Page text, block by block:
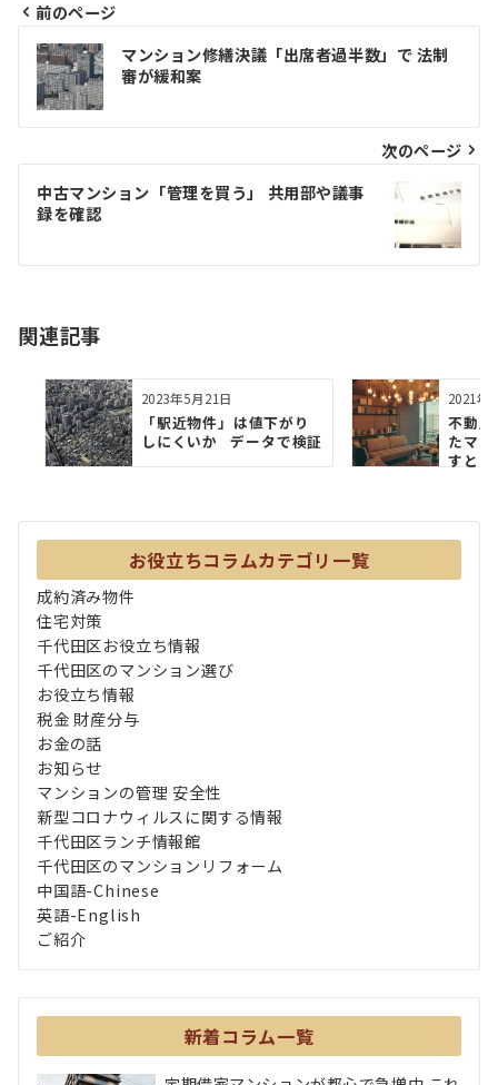
投
稿
ナ
ビ
ゲ
ー
シ
ン
前のページ
マンション修繕決議「出席者過半数」で 法制
審が緩和案
次のページ
中古マンション「管理を買う」 共⽤部や議事
録を確認
関連記事
2023年5月21日
「駅近物件」は値下がり
しにくいか データで検証
2021年
不動
たマ
すとき
お役立ちコラムカテゴリ一覧
成約済み物件
住宅対策
千代田区お役立ち情報
千代田区のマンション選び
お役立ち情報
税金 財産分与
お金の話
お知らせ
マンションの管理 安全性
新型コロナウィルスに関する情報
千代田区ランチ情報館
千代田区のマンションリフォーム
中国語-Chinese
英語-English
ご紹介
新着コラム一覧